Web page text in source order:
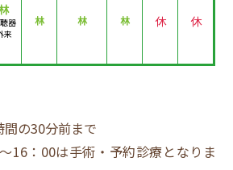
器
来
林 林 林 休 休
の30分前まで
16：00は手術・予約診療となりま